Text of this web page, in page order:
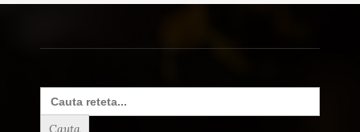
Search
for: